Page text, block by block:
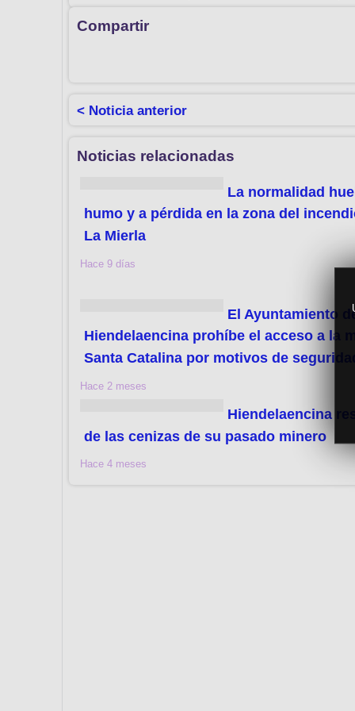
Compartir
< Noticia anterior
Noticias relacionadas
La normalidad
humo y a pérdida en la zona del
La Mierla
Hace 9 días
El Ayuntamiento
Hiendelaencina prohíbe el acceso a la
Santa Catalina por motivos de seguridad
Hace 2 meses
Hiendelaencina
de las cenizas de su pasado minero
Hace 4 meses